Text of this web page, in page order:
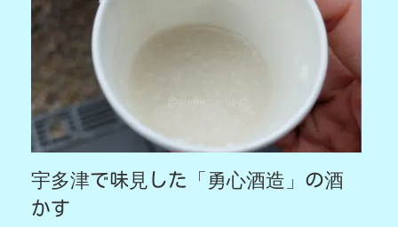
宇多津で味見した「勇心酒造」の酒
かす